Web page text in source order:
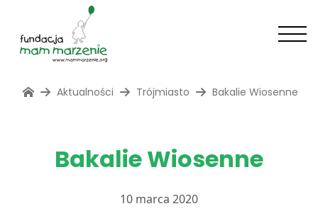
Aktualności Trójmiasto Bakalie Wiosenne
Bakalie Wiosenne
10 marca 2020